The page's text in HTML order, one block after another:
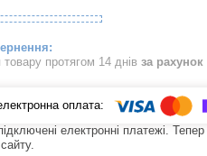
товару протягом 14 днів за
електронні платежі.